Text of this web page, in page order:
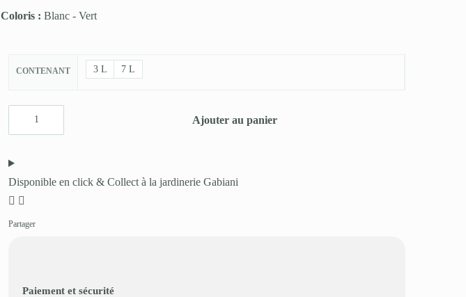
Coloris : Blanc - Vert
CONTENANT 3 L 7 L
Ajouter au panier
Disponible en click & Collect à la jardinerie Gabiani
Partager
Paiement et sécurité